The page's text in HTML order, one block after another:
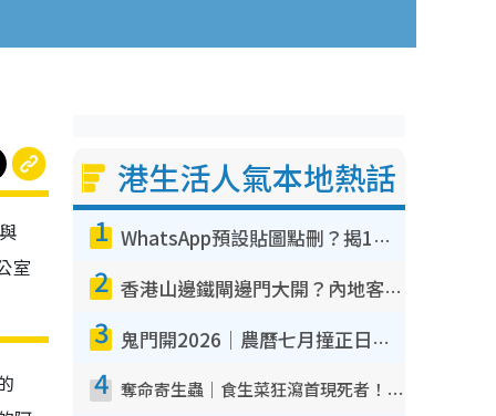
室
港生活人氣本地熱話
1 WhatsApp預設貼圖點刪？揭1招「反向操作」還原簡潔介面 附3步實測教學
2 香港山邊鐵閘邊門大開？內地客困惑意義何在！網民神回覆：呢種叫法理性防禦
3 鬼門開2026｜農曆七月撞正日全食特別邪？專家警告切忌做一事！揭4大禁忌+2招保平安
4 奪命寄生蟲｜食生菜狂瀉首現死者！疫潮惡化錄1.8萬宗病例 揭洗菜3大謬誤